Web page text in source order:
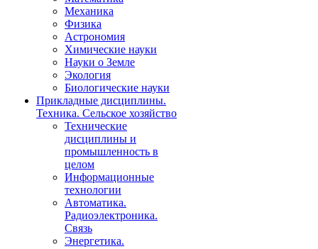
Механика
Физика
Астрономия
Химические науки
Науки о Земле
Экология
Биологические науки
Прикладные дисциплины.
Техника. Сельское хозяйство
Технические
дисциплины и
промышленность в
целом
Информационные
технологии
Автоматика.
Радиоэлектроника.
Связь
Энергетика.